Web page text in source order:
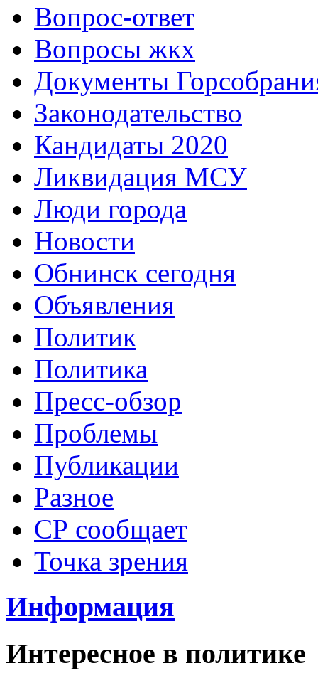
Вопрос-ответ
Вопросы жкх
Документы
Законодательство
Кандидаты 2020
Ликвидация МСУ
Люди города
Новости
Обнинск сегодня
Объявления
Политик
Политика
Пресс-обзор
Проблемы
Публикации
Разное
СР сообщает
Точка зрения
Информация
Интересное в политике